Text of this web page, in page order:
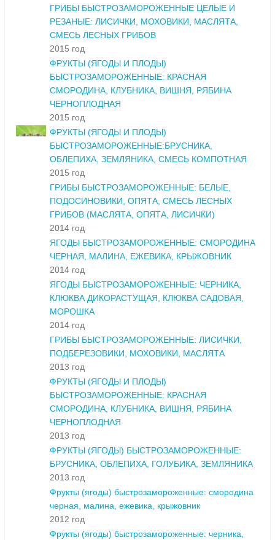
ГРИБЫ БЫСТРОЗАМОРОЖЕННЫЕ ЦЕЛЫЕ И
РЕЗАНЫЕ: ЛИСИЧКИ, МОХОВИКИ, МАСЛЯТА,
СМЕСЬ ЛЕСНЫХ ГРИБОВ
2015 год
ФРУКТЫ (ЯГОДЫ И ПЛОДЫ)
БЫСТРОЗАМОРОЖЕННЫЕ: КРАСНАЯ
СМОРОДИНА, КЛУБНИКА, ВИШНЯ, РЯБИНА
ЧЕРНОПЛОДНАЯ
2015 год
ФРУКТЫ (ЯГОДЫ И ПЛОДЫ)
БЫСТРОЗАМОРОЖЕННЫЕ:БРУСНИКА,
ОБЛЕПИХА, ЗЕМЛЯНИКА, СМЕСЬ КОМПОТНАЯ
2015 год
ГРИБЫ БЫСТРОЗАМОРОЖЕННЫЕ: БЕЛЫЕ,
ПОДОСИНОВИКИ, ОПЯТА, СМЕСЬ ЛЕСНЫХ
ГРИБОВ (МАСЛЯТА, ОПЯТА, ЛИСИЧКИ)
2014 год
ЯГОДЫ БЫСТРОЗАМОРОЖЕННЫЕ: СМОРОДИНА
ЧЕРНАЯ, МАЛИНА, ЕЖЕВИКА, КРЫЖОВНИК
2014 год
ЯГОДЫ БЫСТРОЗАМОРОЖЕННЫЕ: ЧЕРНИКА,
КЛЮКВА ДИКОРАСТУЩАЯ, КЛЮКВА САДОВАЯ,
МОРОШКА
2014 год
ГРИБЫ БЫСТРОЗАМОРОЖЕННЫЕ: ЛИСИЧКИ,
ПОДБЕРЕЗОВИКИ, МОХОВИКИ, МАСЛЯТА
2013 год
ФРУКТЫ (ЯГОДЫ И ПЛОДЫ)
БЫСТРОЗАМОРОЖЕННЫЕ: КРАСНАЯ
СМОРОДИНА, КЛУБНИКА, ВИШНЯ, РЯБИНА
ЧЕРНОПЛОДНАЯ
2013 год
ФРУКТЫ (ЯГОДЫ) БЫСТРОЗАМОРОЖЕННЫЕ:
БРУСНИКА, ОБЛЕПИХА, ГОЛУБИКА, ЗЕМЛЯНИКА
2013 год
Фрукты (ягоды) быстрозамороженные: смородина
черная, малина, ежевика, крыжовник
2012 год
Фрукты (ягоды) быстрозамороженные: черника,